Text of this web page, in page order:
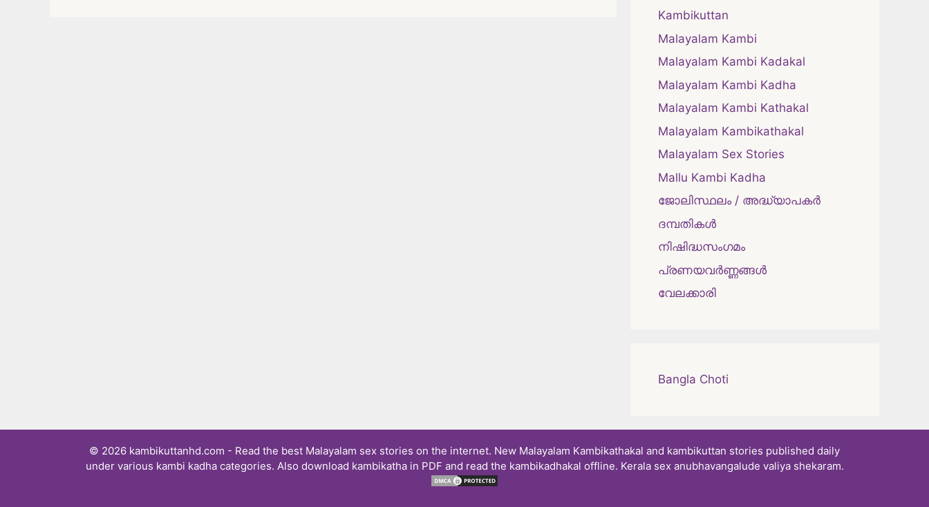
Kambikuttan
Malayalam Kambi
Malayalam Kambi Kadakal
Malayalam Kambi Kadha
Malayalam Kambi Kathakal
Malayalam Kambikathakal
Malayalam Sex Stories
Mallu Kambi Kadha
ജോലിസ്ഥലം / അദ്ധ്യാപകർ
ദമ്പതികള്‍
നിഷിദ്ധസംഗമം
പ്രണയവർണ്ണങ്ങൾ
വേലക്കാരി
Bangla Choti
© 2026 kambikuttanhd.com - Read the best Malayalam sex stories on the internet. New Malayalam Kambikathakal and kambikuttan stories published daily
under various kambi kadha categories. Also download kambikatha in PDF and read the kambikadhakal offline. Kerala sex anubhavangalude valiya shekaram.